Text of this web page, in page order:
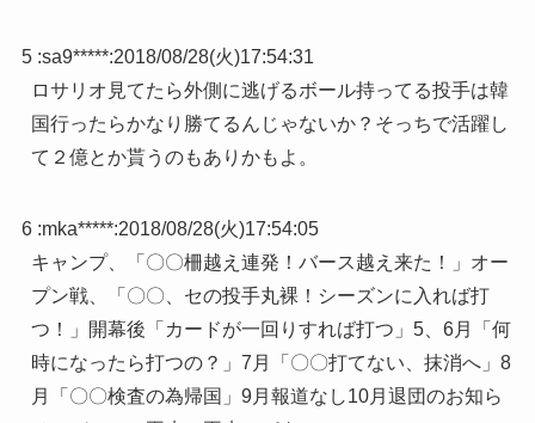
5 :sa9*****:2018/08/28(火)17:54:31
ロサリオ見てたら外側に逃げるボール持ってる投手は韓
国行ったらかなり勝てるんじゃないか？そっちで活躍し
て２億とか貰うのもありかもよ。
6 :mka*****:2018/08/28(火)17:54:05
キャンプ、「〇〇柵越え連発！バース越え来た！」オー
プン戦、「〇〇、セの投手丸裸！シーズンに入れば打
つ！」開幕後「カードが一回りすれば打つ」5、6月「何
時になったら打つの？」7月「〇〇打てない、抹消へ」8
月「〇〇検査の為帰国」9月報道なし10月退団のお知ら